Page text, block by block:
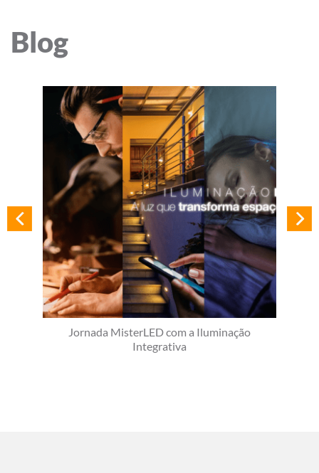
Blog
Jornada MisterLED com a Iluminação
Integrativa